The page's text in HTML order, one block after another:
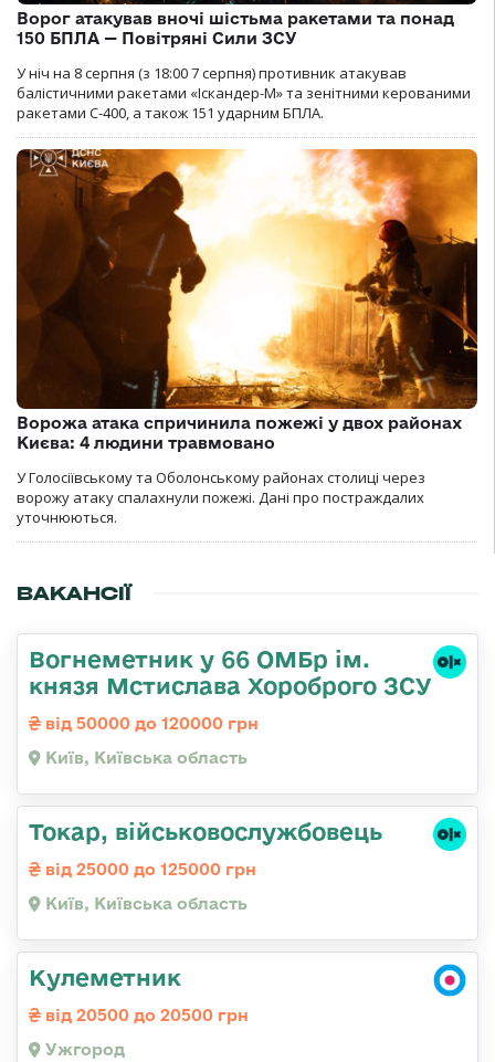
Ворог атакував вночі шістьма ракетами та понад
150 БПЛА — Повітряні Сили ЗСУ
У ніч на 8 серпня (з 18:00 7 серпня) противник атакував
балістичними ракетами «Іскандер-М» та зенітними керованими
ракетами С-400, а також 151 ударним БПЛА.
Ворожа атака спричинила пожежі у двох районах
Києва: 4 людини травмовано
У Голосіївському та Оболонському районах столиці через
ворожу атаку спалахнули пожежі. Дані про постраждалих
уточнюються.
ВАКАНСІЇ
Вогнеметник у 66 ОМБр ім.
князя Мстислава Хороброго ЗСУ
від 50000 до 120000 грн
Київ, Київська область
Токар, військовослужбовець
від 25000 до 125000 грн
Київ, Київська область
Кулеметник
від 20500 до 20500 грн
Ужгород